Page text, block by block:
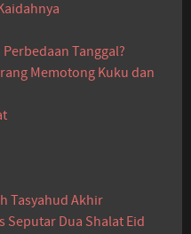
Tanggal?
Memotong Kuku dan
Tasyahud Akhir
Seputar Dua Shalat Eid